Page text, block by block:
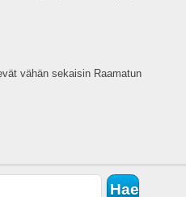
vähän sekaisin Raamatun